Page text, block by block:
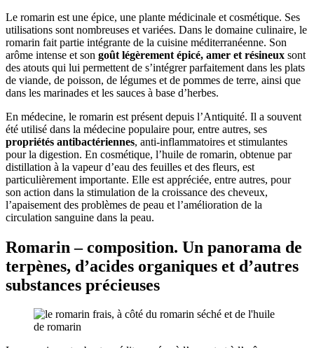
Le romarin est une épice, une plante médicinale et cosmétique. Ses
utilisations sont nombreuses et variées. Dans le domaine culinaire, le
romarin fait partie intégrante de la cuisine méditerranéenne. Son
arôme intense et son goût légèrement épicé, amer et résineux sont
des atouts qui lui permettent de s’intégrer parfaitement dans les plats
de viande, de poisson, de légumes et de pommes de terre, ainsi que
dans les marinades et les sauces à base d’herbes.
En médecine, le romarin est présent depuis l’Antiquité. Il a souvent
été utilisé dans la médecine populaire pour, entre autres, ses
propriétés antibactériennes, anti-inflammatoires et stimulantes
pour la digestion. En cosmétique, l’huile de romarin, obtenue par
distillation à la vapeur d’eau des feuilles et des fleurs, est
particulièrement importante. Elle est appréciée, entre autres, pour
son action dans la stimulation de la croissance des cheveux,
l’apaisement des problèmes de peau et l’amélioration de la
circulation sanguine dans la peau.
Romarin – composition. Un panorama de
terpènes, d’acides organiques et d’autres
substances précieuses